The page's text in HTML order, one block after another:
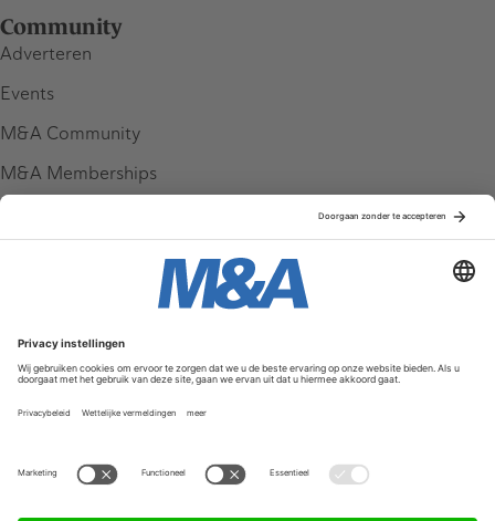
Community
Adverteren
Events
M&A Community
M&A Memberships
Service & Contact
Contact
FAQ
Werken bij ons